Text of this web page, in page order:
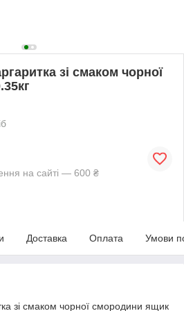
зі смаком чорної
на сайті — 600 ₴
Доставка Оплата Умови
зі смаком чорної смородини ящик